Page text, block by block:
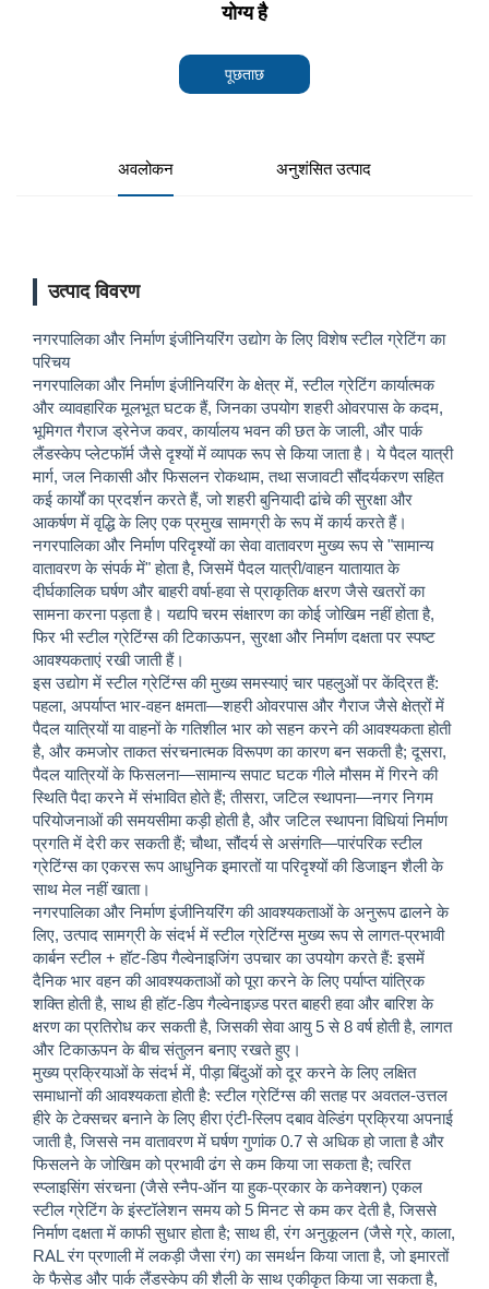
योग्य है
पूछताछ
अवलोकन अनुशंसित उत्पाद
उत्पाद विवरण
नगरपालिका और निर्माण इंजीनियरिंग उद्योग के लिए विशेष स्टील ग्रेटिंग का
परिचय
नगरपालिका और निर्माण इंजीनियरिंग के क्षेत्र में, स्टील ग्रेटिंग कार्यात्मक
और व्यावहारिक मूलभूत घटक हैं, जिनका उपयोग शहरी ओवरपास के कदम,
भूमिगत गैराज ड्रेनेज कवर, कार्यालय भवन की छत के जाली, और पार्क
लैंडस्केप प्लेटफॉर्म जैसे दृश्यों में व्यापक रूप से किया जाता है। ये पैदल यात्री
मार्ग, जल निकासी और फिसलन रोकथाम, तथा सजावटी सौंदर्यकरण सहित
कई कार्यों का प्रदर्शन करते हैं, जो शहरी बुनियादी ढांचे की सुरक्षा और
आकर्षण में वृद्धि के लिए एक प्रमुख सामग्री के रूप में कार्य करते हैं।
नगरपालिका और निर्माण परिदृश्यों का सेवा वातावरण मुख्य रूप से "सामान्य
वातावरण के संपर्क में" होता है, जिसमें पैदल यात्री/वाहन यातायात के
दीर्घकालिक घर्षण और बाहरी वर्षा-हवा से प्राकृतिक क्षरण जैसे खतरों का
सामना करना पड़ता है। यद्यपि चरम संक्षारण का कोई जोखिम नहीं होता है,
फिर भी स्टील ग्रेटिंग्स की टिकाऊपन, सुरक्षा और निर्माण दक्षता पर स्पष्ट
आवश्यकताएं रखी जाती हैं।
इस उद्योग में स्टील ग्रेटिंग्स की मुख्य समस्याएं चार पहलुओं पर केंद्रित हैं:
पहला, अपर्याप्त भार-वहन क्षमता—शहरी ओवरपास और गैराज जैसे क्षेत्रों में
पैदल यात्रियों या वाहनों के गतिशील भार को सहन करने की आवश्यकता होती
है, और कमजोर ताकत संरचनात्मक विरूपण का कारण बन सकती है; दूसरा,
पैदल यात्रियों के फिसलना—सामान्य सपाट घटक गीले मौसम में गिरने की
स्थिति पैदा करने में संभावित होते हैं; तीसरा, जटिल स्थापना—नगर निगम
परियोजनाओं की समयसीमा कड़ी होती है, और जटिल स्थापना विधियां निर्माण
प्रगति में देरी कर सकती हैं; चौथा, सौंदर्य से असंगति—पारंपरिक स्टील
ग्रेटिंग्स का एकरस रूप आधुनिक इमारतों या परिदृश्यों की डिजाइन शैली के
साथ मेल नहीं खाता।
नगरपालिका और निर्माण इंजीनियरिंग की आवश्यकताओं के अनुरूप ढालने के
लिए, उत्पाद सामग्री के संदर्भ में स्टील ग्रेटिंग्स मुख्य रूप से लागत-प्रभावी
कार्बन स्टील + हॉट-डिप गैल्वेनाइजिंग उपचार का उपयोग करते हैं: इसमें
दैनिक भार वहन की आवश्यकताओं को पूरा करने के लिए पर्याप्त यांत्रिक
शक्ति होती है, साथ ही हॉट-डिप गैल्वेनाइज़्ड परत बाहरी हवा और बारिश के
क्षरण का प्रतिरोध कर सकती है, जिसकी सेवा आयु 5 से 8 वर्ष होती है, लागत
और टिकाऊपन के बीच संतुलन बनाए रखते हुए।
मुख्य प्रक्रियाओं के संदर्भ में, पीड़ा बिंदुओं को दूर करने के लिए लक्षित
समाधानों की आवश्यकता होती है: स्टील ग्रेटिंग्स की सतह पर अवतल-उत्तल
हीरे के टेक्सचर बनाने के लिए हीरा एंटी-स्लिप दबाव वेल्डिंग प्रक्रिया अपनाई
जाती है, जिससे नम वातावरण में घर्षण गुणांक 0.7 से अधिक हो जाता है और
फिसलने के जोखिम को प्रभावी ढंग से कम किया जा सकता है; त्वरित
स्प्लाइसिंग संरचना (जैसे स्नैप-ऑन या हुक-प्रकार के कनेक्शन) एकल
स्टील ग्रेटिंग के इंस्टॉलेशन समय को 5 मिनट से कम कर देती है, जिससे
निर्माण दक्षता में काफी सुधार होता है; साथ ही, रंग अनुकूलन (जैसे ग्रे, काला,
RAL रंग प्रणाली में लकड़ी जैसा रंग) का समर्थन किया जाता है, जो इमारतों
के फैसेड और पार्क लैंडस्केप की शैली के साथ एकीकृत किया जा सकता है,